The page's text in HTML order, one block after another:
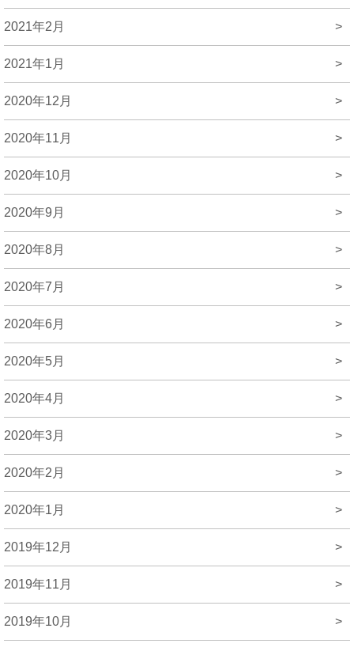
2021年2月 >
2021年1月 >
2020年12月 >
2020年11月 >
2020年10月 >
2020年9月 >
2020年8月 >
2020年7月 >
2020年6月 >
2020年5月 >
2020年4月 >
2020年3月 >
2020年2月 >
2020年1月 >
2019年12月 >
2019年11月 >
2019年10月 >